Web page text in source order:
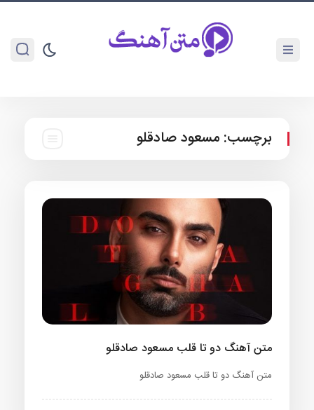
برچسب: مسعود صادقلو
متن آهنگ دو تا قلب مسعود صادقلو
متن آهنگ دو تا قلب مسعود صادقلو